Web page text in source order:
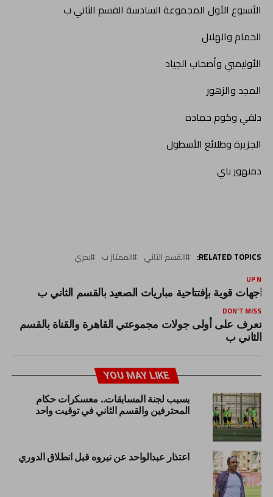
الأسبوع الأول المجموعة السادسة القسم الثاني ب
الحمام والهلال
الأوليمبي وأصحاب الجياد
المجد والزهور
دلفي وكوم حماده
الجزيرة وطلائع الأسطول
دمنهور باي
RELATED TOPICS: القسم الثاني الممتاز ب بحري
UP
قوية بإفتتاحية مباريات الصعيد بالقسم الثاني ب
DON'T MISS
تعرف على أولى جولات مجموعتي القاهرة والقناة بالقسم
الثاني ب
YOU MAY LIKE
بسبب لجنة المسابقات.. معسكرات حكام
المحترفين والقسم الثاني في توقيت واحد
اعتذار عبدالواحد عن نبروه قبل انطلاق الدوري